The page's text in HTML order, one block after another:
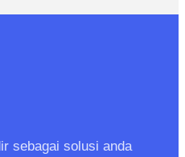
sebagai solusi anda